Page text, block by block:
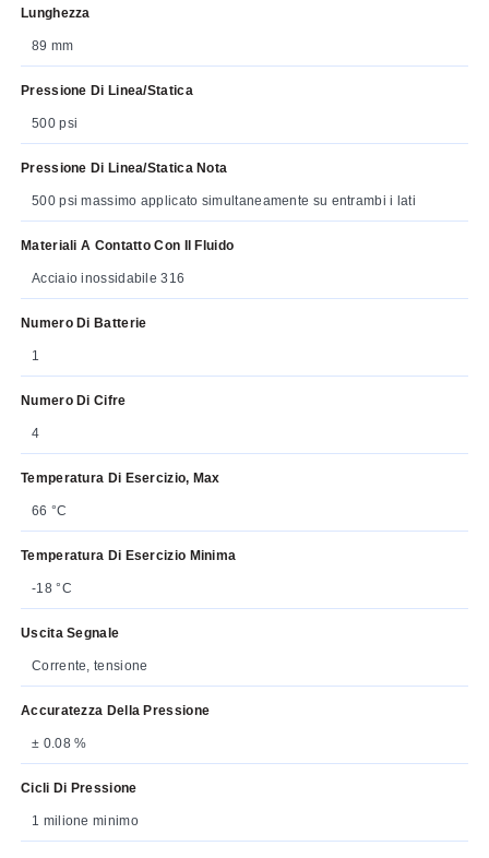
Lunghezza
89 mm
Pressione Di Linea/statica
500 psi
Pressione Di Linea/statica Nota
500 psi massimo applicato simultaneamente su entrambi i lati
Materiali A Contatto Con Il Fluido
Acciaio inossidabile 316
Numero Di Batterie
1
Numero Di Cifre
4
Temperatura Di Esercizio, Max
66 °C
Temperatura Di Esercizio Minima
-18 °C
Uscita Segnale
Corrente, tensione
Accuratezza Della Pressione
± 0.08 %
Cicli Di Pressione
1 milione minimo